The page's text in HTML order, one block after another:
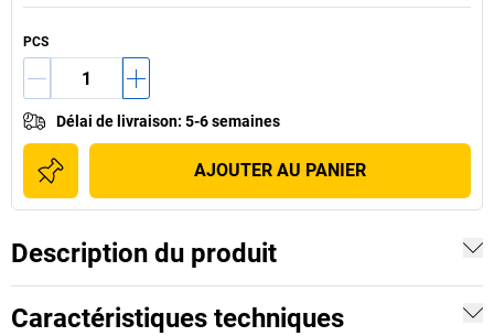
PCS
Délai de livraison: 5-6 semaines
AJOUTER AU PANIER
Description du produit
Caractéristiques techniques